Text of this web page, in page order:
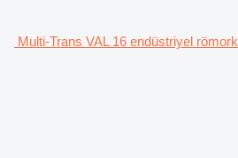
Multi-Trans VAL 16 endüstriyel römork